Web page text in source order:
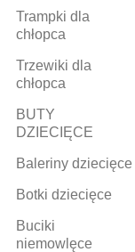
Trampki dla
chłopca
Trzewiki dla
chłopca
BUTY
DZIECIĘCE
Baleriny dziecięce
Botki dziecięce
Buciki
niemowlęce